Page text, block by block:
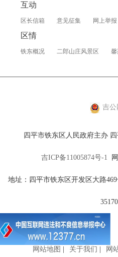
铁东普
互动
区长信箱 意见征集 网上举报
区情
铁东概况 二郎山庄风景区
吉公
四平市铁东区人民政府主办
吉ICP备11005874号-1
地址：四平市铁东区开发区大路
网站地图 关于我们 网